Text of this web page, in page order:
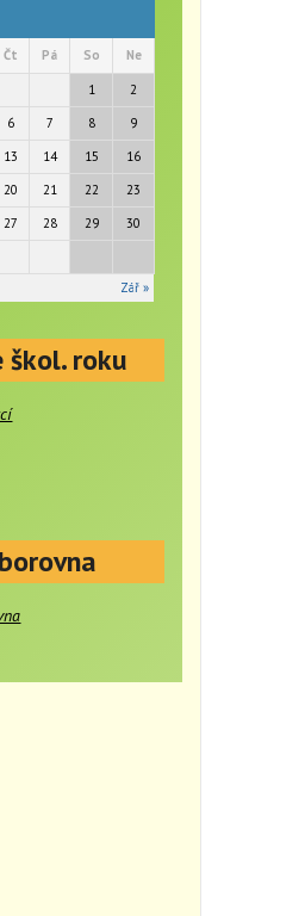
Čt Pá So Ne
1
2
6 7 8
9
13 14 15
16
20 21 22
23
27 28 29
30
Zář »
škol. roku